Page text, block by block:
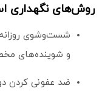
روش‌های نگهداری
شست‌وشوی
و شوینده‌های
ضد عفونی کردن